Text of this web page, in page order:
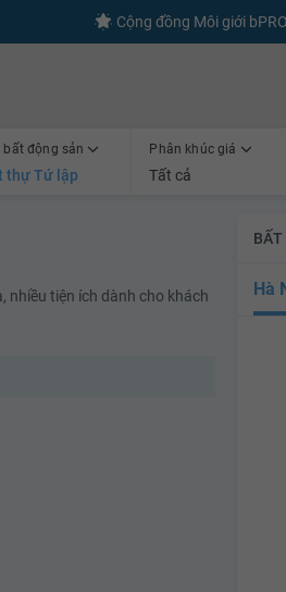
Cộng đồng Môi giới bPRO
bất động sản
thự Tứ lập
Phân khúc giá
Tất cả
nhiều tiện ích dành cho khách
BẤT
Hà